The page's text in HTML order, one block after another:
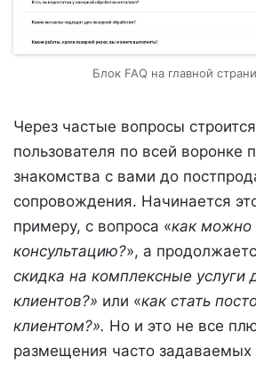
Блок FAQ на главной
Через частые вопросы
пользователя по всей воронке
знакомства с вами до
сопровождения. Начинается
примеру, с вопроса «как можно
консультацию?», а
скидка на комплексные услуги
клиентов?» или «как стать
клиентом?». Но и это не все
размещения часто задаваемых